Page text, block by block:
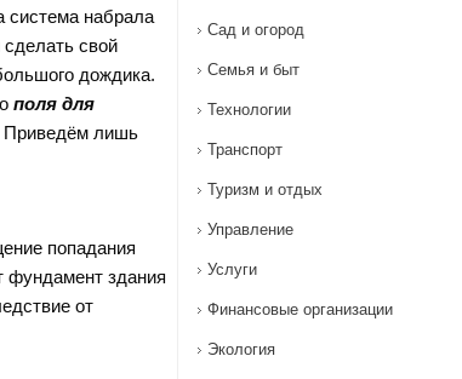
система набрала
свой
дождика.
поля для
Приведём лишь
попадания
фундамент здания
от
Сад и огород
Семья и быт
Технологии
Транспорт
Туризм и отдых
Управление
Услуги
Финансовые организации
Экология